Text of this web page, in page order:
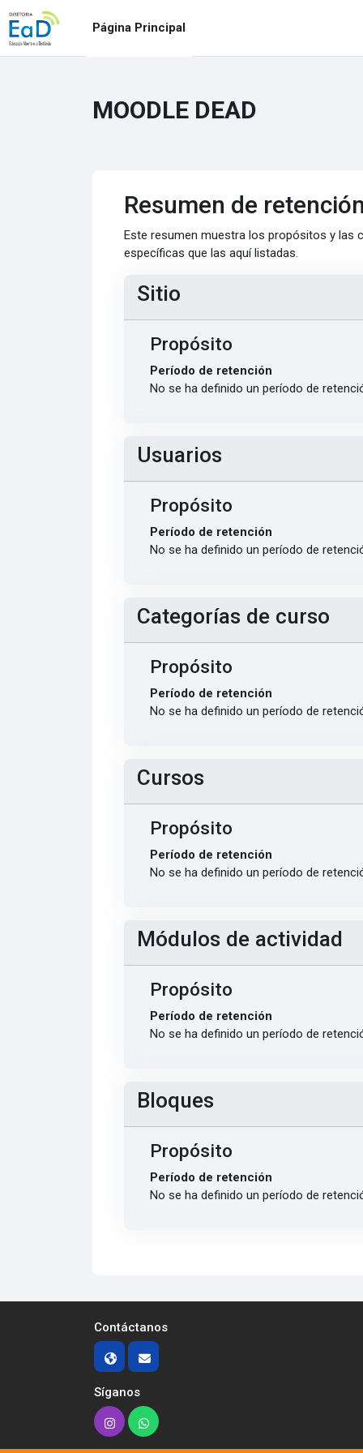
Salta al contenido principal
Página Principal
MOODLE DEAD
Resumen de
Este resumen muestra los propósitos y las
específicas que las aquí listadas.
Sitio
Propósito
Período de retención
No se ha definido un período de
Usuarios
Propósito
Período de retención
No se ha definido un período de
Categorías de curso
Propósito
Período de retención
No se ha definido un período de
Cursos
Propósito
Período de retención
No se ha definido un período de
Módulos de actividad
Propósito
Período de retención
No se ha definido un período de
Bloques
Propósito
Período de retención
No se ha definido un período de
Contáctanos
Síganos